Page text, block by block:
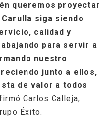
queremos proyectar
siga siendo
calidad y
para servir a
nuestro
junto a ellos,
de valor a todos
Carlos Calleja,
Éxito.